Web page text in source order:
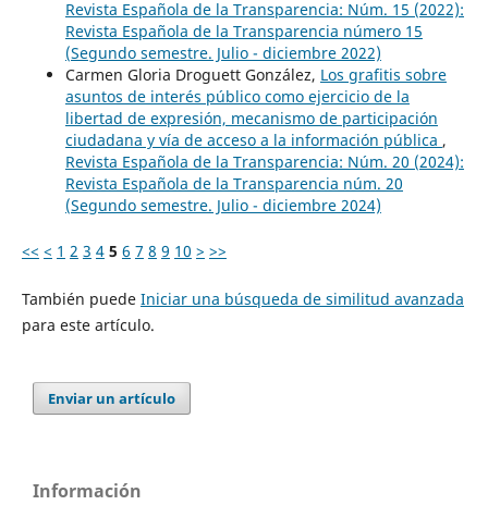
Revista Española de la Transparencia: Núm. 15 (2022):
Revista Española de la Transparencia número 15
(Segundo semestre. Julio - diciembre 2022)
Carmen Gloria Droguett González, Los grafitis sobre
asuntos de interés público como ejercicio de la
libertad de expresión, mecanismo de participación
ciudadana y vía de acceso a la información pública ,
Revista Española de la Transparencia: Núm. 20 (2024):
Revista Española de la Transparencia núm. 20
(Segundo semestre. Julio - diciembre 2024)
<< < 1 2 3 4 5 6 7 8 9 10 > >>
También puede Iniciar una búsqueda de similitud avanzada
para este artículo.
Enviar un artículo
Información